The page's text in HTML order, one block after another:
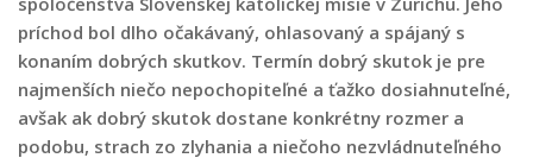
príchod bol dlho očakávaný, ohlasovaný a spájaný s
konaním dobrých skutkov. Termín dobrý skutok je pre
najmenších niečo nepochopiteľné a ťažko dosiahnuteľné,
avšak ak dobrý skutok dostane konkrétny rozmer a
podobu, strach zo zlyhania a niečoho nezvládnuteľného